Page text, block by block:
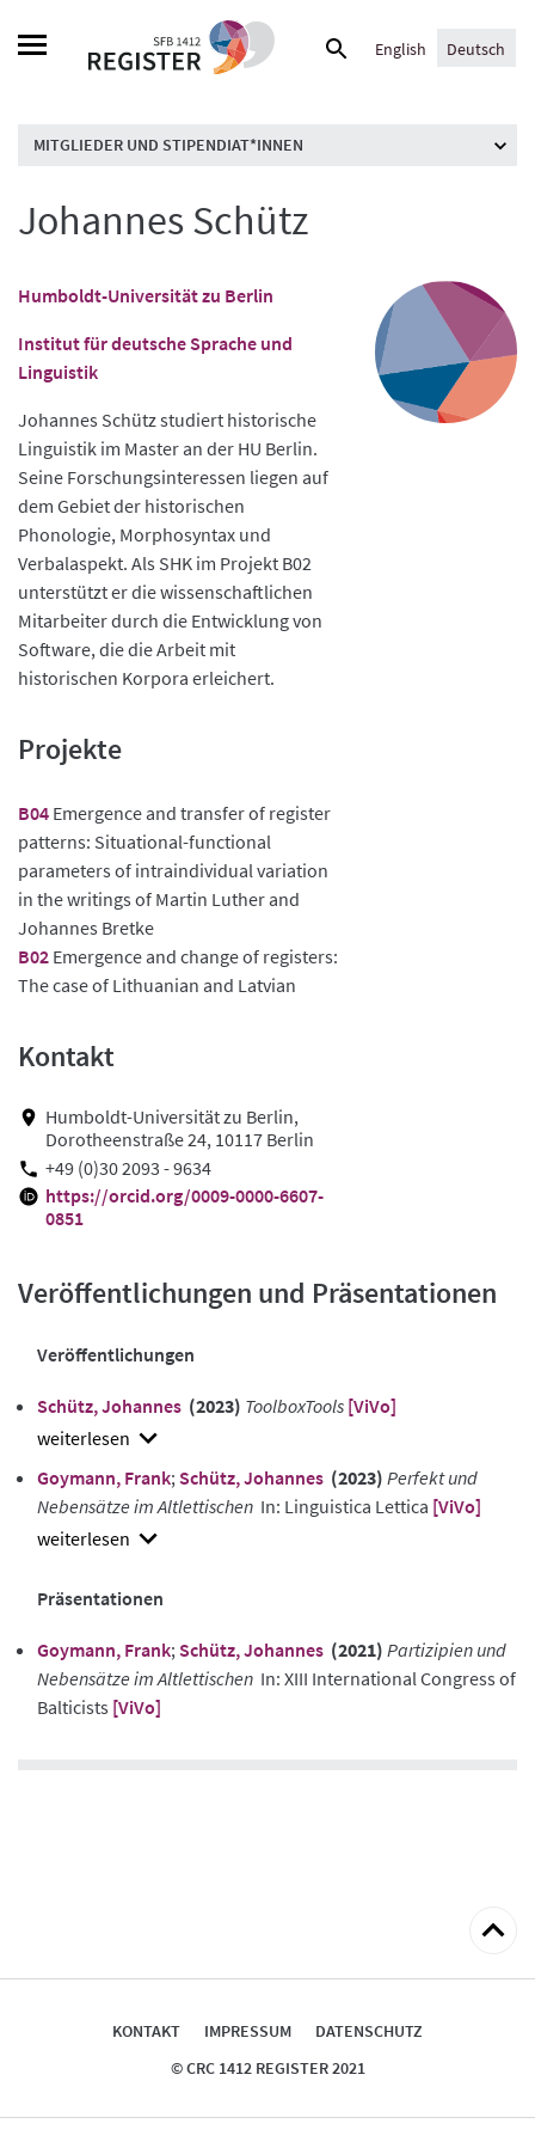
Suche
English Deutsch
MITGLIEDER UND STIPENDIAT*INNEN
Johannes Schütz
Humboldt-Universität zu Berlin
Institut für deutsche Sprache und
Linguistik
Johannes Schütz studiert historische
Linguistik im Master an der HU Berlin.
Seine Forschungsinteressen liegen auf
dem Gebiet der historischen
Phonologie, Morphosyntax und
Verbalaspekt. Als SHK im Projekt B02
unterstützt er die wissenschaftlichen
Mitarbeiter durch die Entwicklung von
Software, die die Arbeit mit
historischen Korpora erleichert.
Projekte
B04 Emergence and transfer of register
patterns: Situational-functional
parameters of intraindividual variation
in the writings of Martin Luther and
Johannes Bretke
B02 Emergence and change of registers:
The case of Lithuanian and Latvian
Kontakt
Humboldt-Universität zu Berlin,
Dorotheenstraße 24, 10117 Berlin
+49 (0)30 2093 - 9634
https://orcid.org/0009-0000-6607-
0851
Veröffentlichungen und Präsentationen
Veröffentlichungen
Schütz, Johannes (2023) ToolboxTools [ViVo]
show
abstract
Goymann, Frank; Schütz, Johannes (2023) Perfekt und
Nebensätze im Altlettischen In: Linguistica Lettica [ViVo]
show
Präsentationen
Goymann, Frank; Schütz, Johannes (2021) Partizipien und
Nebensätze im Altlettischen In: XIII International Congress of
Balticists [ViVo]
zum
KONTAKT IMPRESSUM
DATENSCHUTZ
© CRC 1412 REGISTER 2021